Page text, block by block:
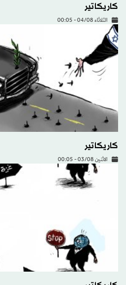
كاريكاتير
الثلاثاء 04/08 - 00:05
كاريكاتير
الاثنين 03/08 - 00:05